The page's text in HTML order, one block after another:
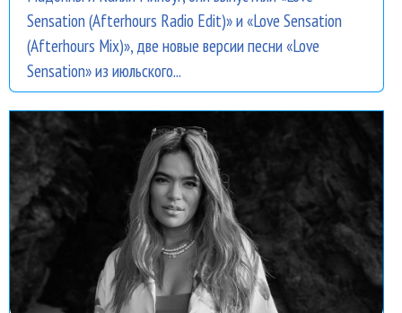
Sensation (Afterhours Radio Edit)» и «Love Sensation
(Afterhours Mix)», две новые версии песни «Love
Sensation» из июльского...